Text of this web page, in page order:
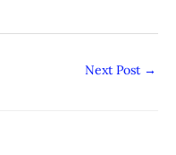
Next Post →